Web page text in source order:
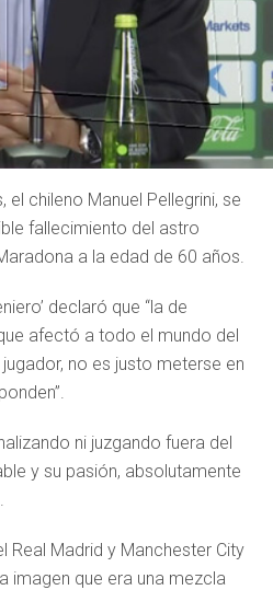
el chileno Manuel Pellegrini, se
fallecimiento del astro
a la edad de 60 años.
declaró que “la de
afectó a todo el mundo del
no es justo meterse en
ni juzgando fuera del
y su pasión, absolutamente
Real Madrid y Manchester City
imagen que era una mezcla